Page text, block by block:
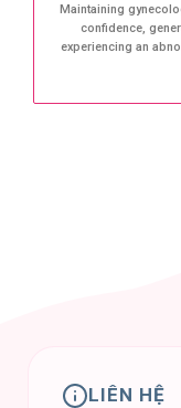
Maintaining
confidence,
experiencing an
LIÊN HỆ